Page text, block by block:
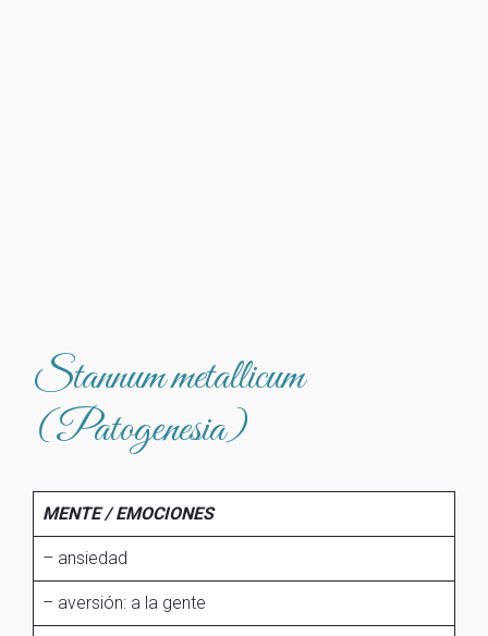
Stannum metallicum
(Patogenesia)
MENTE / EMOCIONES
– ansiedad
– aversión: a la gente